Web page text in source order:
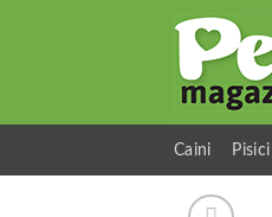
Caini Pisici